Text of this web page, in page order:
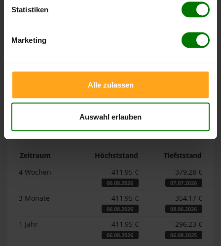
Statistiken
Marketing
Alle zulassen
Auswahl erlauben
Höchst- und Tiefststände der
Pelletspreise in Sachsen bei Ansbach
Die Tabellen zeigen die
Höchst- und Tiefststände der
Datum zeigt, wann der Höchst- oder Tiefststand im
Lose Holzpellets
Zeitraum Höchststand
Tiefststand
4 Wochen
411,95 €
06.08.2026
379,28 €
07.07.2026
3 Monate 411,95 €
06.08.2026
354,17 €
08.06.2026
1 Jahr 411,95 €
06.08.2026
296,23 €
06.08.2025